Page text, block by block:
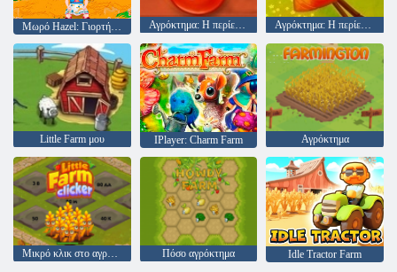
Αγρόκτημα: Η περίεργη υπόθεση του 2 Αγρόκτημα: Η περίεργη υπόθεση του
Little Farm μου IPlayer: Charm Farm Αγρόκτημα
Μικρό κλικ στο αγρόκτημα Πόσο αγρόκτημα
Idle Tractor Farm